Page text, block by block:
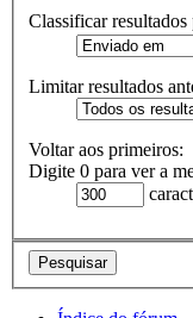
Classificar resultados
Limitar resultados
Voltar aos primeiros:
Digite 0 para ver a